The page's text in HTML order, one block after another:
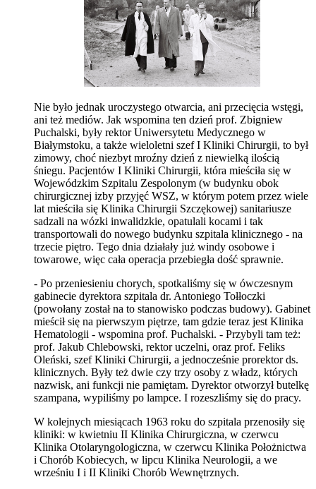
Nie było jednak uroczystego otwarcia, ani przecięcia wstęgi,
ani też mediów. Jak wspomina ten dzień prof. Zbigniew
Puchalski, były rektor Uniwersytetu Medycznego w
Białymstoku, a także wieloletni szef I Kliniki Chirurgii, to był
zimowy, choć niezbyt mroźny dzień z niewielką ilością
śniegu. Pacjentów I Kliniki Chirurgii, która mieściła się w
Wojewódzkim Szpitalu Zespolonym (w budynku obok
chirurgicznej izby przyjęć WSZ, w którym potem przez wiele
lat mieściła się Klinika Chirurgii Szczękowej) sanitariusze
sadzali na wózki inwalidzkie, opatulali kocami i tak
transportowali do nowego budynku szpitala klinicznego - na
trzecie piętro. Tego dnia działały już windy osobowe i
towarowe, więc cała operacja przebiegła dość sprawnie.
- Po przeniesieniu chorych, spotkaliśmy się w ówczesnym
gabinecie dyrektora szpitala dr. Antoniego Tołłoczki
(powołany został na to stanowisko podczas budowy). Gabinet
mieścił się na pierwszym piętrze, tam gdzie teraz jest Klinika
Hematologii - wspomina prof. Puchalski. - Przybyli tam też:
prof. Jakub Chlebowski, rektor uczelni, oraz prof. Feliks
Oleński, szef Kliniki Chirurgii, a jednocześnie prorektor ds.
klinicznych. Były też dwie czy trzy osoby z władz, których
nazwisk, ani funkcji nie pamiętam. Dyrektor otworzył butelkę
szampana, wypiliśmy po lampce. I rozeszliśmy się do pracy.
W kolejnych miesiącach 1963 roku do szpitala przenosiły się
kliniki: w kwietniu II Klinika Chirurgiczna, w czerwcu
Klinika Otolaryngologiczna, w czerwcu Klinika Położnictwa
i Chorób Kobiecych, w lipcu Klinika Neurologii, a we
wrześniu I i II Kliniki Chorób Wewnętrznych.